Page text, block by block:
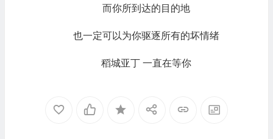
而你所到达的目的地
也一定可以为你驱逐所有的坏情绪
稻城亚丁 一直在等你